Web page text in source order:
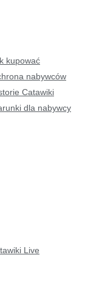
kupować
nabywców
Catawiki
dla nabywcy
Live